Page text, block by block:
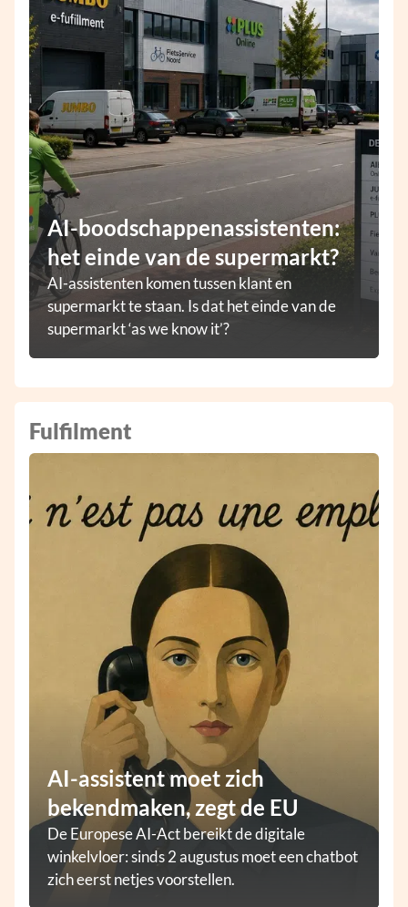
AI-boodschappenassistenten:
het einde van de supermarkt?
AI-assistenten komen tussen klant en
supermarkt te staan. Is dat het einde van de
supermarkt ‘as we know it’?
Fulfilment
AI-assistent moet zich
bekendmaken, zegt de EU
De Europese AI-Act bereikt de digitale
winkelvloer: sinds 2 augustus moet een chatbot
zich eerst netjes voorstellen.